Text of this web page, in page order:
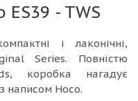
- TWS
і лаконічні,
Series. Повністю
коробка нагадує
написом Hoco.